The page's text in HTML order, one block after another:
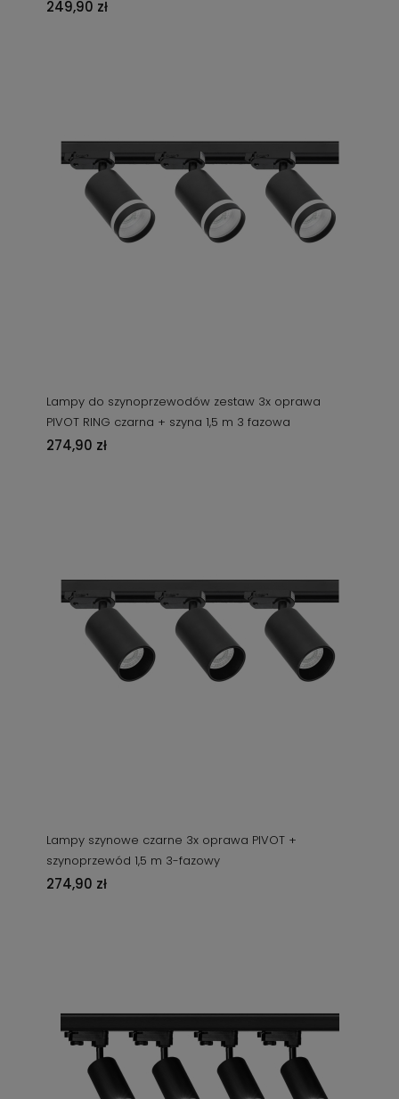
249,90 zł
Lampy do szynoprzewodów zestaw 3x oprawa
PIVOT RING czarna + szyna 1,5 m 3 fazowa
274,90 zł
Lampy szynowe czarne 3x oprawa PIVOT +
szynoprzewód 1,5 m 3-fazowy
274,90 zł